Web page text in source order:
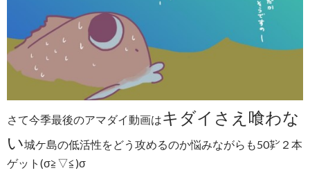
さて今季最後のアマダイ動画はキダイさえ喰わな
い城ケ島の低活性をどう攻めるのか悩みながらも50㌢２本
ゲット(σ≧▽≦)σ